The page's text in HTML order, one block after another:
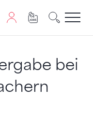
JavaScript benötigt.
bei